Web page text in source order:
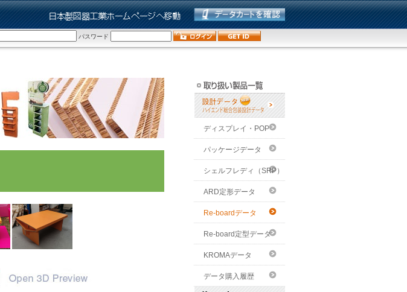
パスワード
ディスプレイ・POP
パッケージデータ
シェルフレディ（SRP）
ARD定形データ
Re-boardデータ
Re-board定型データ
KROMAデータ
データ購入履歴